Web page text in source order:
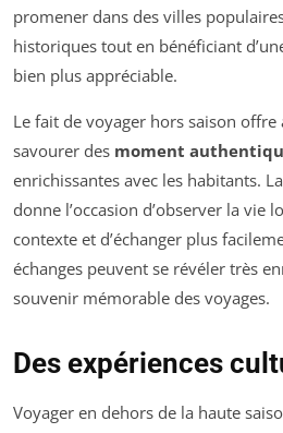
promener dans des villes
historiques tout en bénéficiant
bien plus appréciable.
Le fait de voyager hors saison
savourer des moment
enrichissantes avec les habitants.
donne l’occasion d’observer la vie
contexte et d’échanger plus
échanges peuvent se révéler très
souvenir mémorable des voyages.
Des expériences
Voyager en dehors de la haute